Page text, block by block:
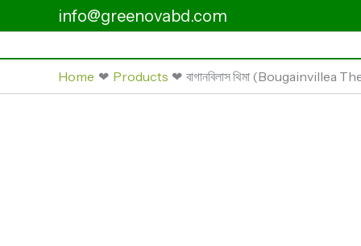
to
info@greenovabd.com
Home
Products বাগানবিলাস থিমা (Bougainvillea